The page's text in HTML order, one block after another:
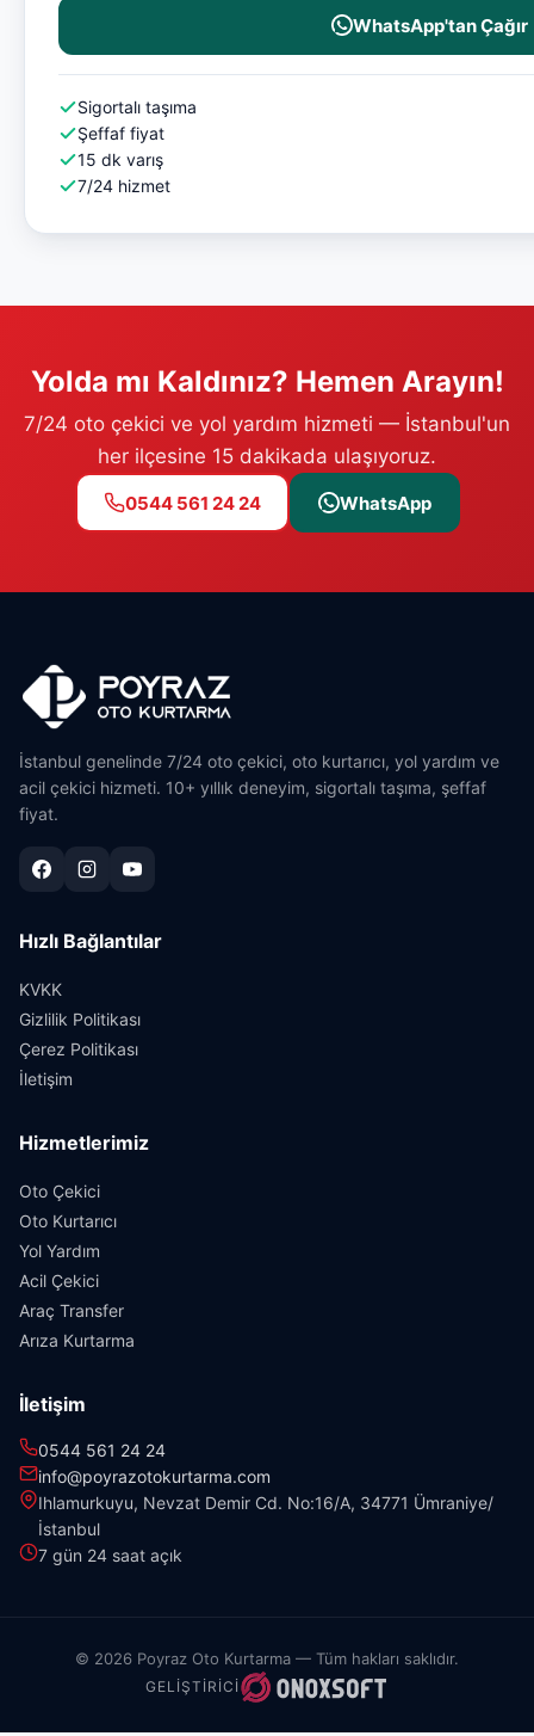
WhatsApp'tan Çağır
Sigortalı taşıma
Şeffaf fiyat
15 dk varış
7/24 hizmet
Yolda mı Kaldınız? Hemen Arayın!
7/24 oto çekici ve yol yardım hizmeti — İstanbul'un
her ilçesine 15 dakikada ulaşıyoruz.
0544 561 24 24 WhatsApp
İstanbul genelinde 7/24 oto çekici, oto kurtarıcı, yol yardım ve
acil çekici hizmeti. 10+ yıllık deneyim, sigortalı taşıma, şeffaf
fiyat.
Hızlı Bağlantılar
KVKK
Gizlilik Politikası
Çerez Politikası
İletişim
Hizmetlerimiz
Oto Çekici
Oto Kurtarıcı
Yol Yardım
Acil Çekici
Araç Transfer
Arıza Kurtarma
İletişim
0544 561 24 24
info@poyrazotokurtarma.com
Ihlamurkuyu, Nevzat Demir Cd. No:16/A, 34771 Ümraniye/
İstanbul
7 gün 24 saat açık
© 2026 Poyraz Oto Kurtarma — Tüm hakları saklıdır.
GELIŞTIRICI